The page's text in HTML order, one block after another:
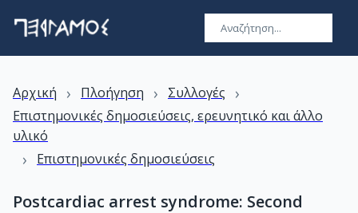
Αρχική › Πλοήγηση › Συλλογές ›
Επιστημονικές δημοσιεύσεις, ερευνητικό και άλλο
υλικό
› Επιστημονικές δημοσιεύσεις
Postcardiac arrest syndrome: Second